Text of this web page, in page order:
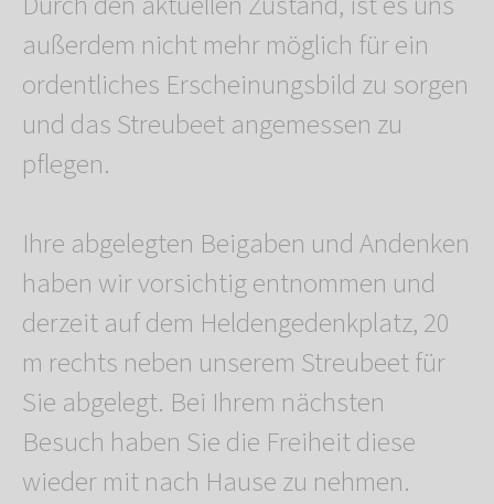
außerdem nicht mehr möglich für ein
ordentliches Erscheinungsbild zu sorgen
und das Streubeet angemessen zu
pflegen.
Ihre abgelegten Beigaben und Andenken
haben wir vorsichtig entnommen und
derzeit auf dem Heldengedenkplatz, 20
m rechts neben unserem Streubeet für
Sie abgelegt. Bei Ihrem nächsten
Besuch haben Sie die Freiheit diese
wieder mit nach Hause zu nehmen.